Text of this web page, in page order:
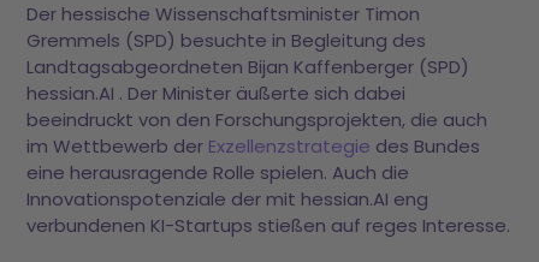
Der hessische Wissenschaftsminister Timon
Gremmels (SPD) besuchte in Begleitung des
Landtagsabgeordneten Bijan Kaffenberger (SPD)
hessian.AI . Der Minister äußerte sich dabei
beeindruckt von den Forschungsprojekten, die auch
im Wettbewerb der Exzellenzstrategie des Bundes
eine herausragende Rolle spielen. Auch die
Innovationspotenziale der mit hessian.AI eng
verbundenen KI-Startups stießen auf reges Interesse.